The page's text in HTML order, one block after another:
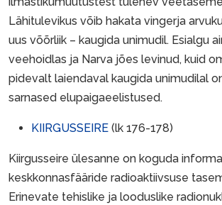
Lähitulevikus võib hakata vingerja
uus võõrliik – kaugida unimudil. Esialgu
veehoidlas ja Narva jões levinud, kuid
pidevalt laiendaval kaugida unimudilal
sarnased elupaigaeelistused.
KIIRGUSSEIRE (lk 176-178)
Kiirgusseire ülesanne on koguda
keskkonnasfääride radioaktiivsuse
Erinevate tehislike ja looduslike